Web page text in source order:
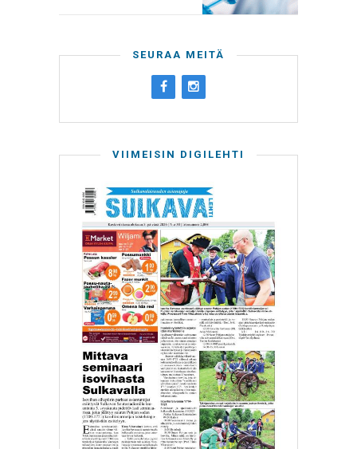
SEURAA MEITÄ
VIIMEISIN DIGILEHTI